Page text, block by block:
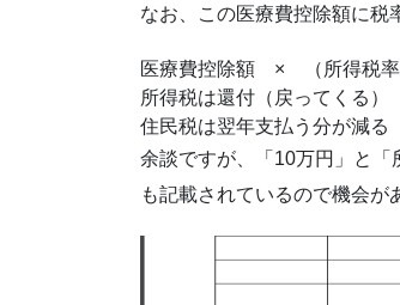
なお、この医療費控除額に税
医療費控除額 × （所得税
所得税は還付（戻ってくる）
住民税は翌年支払う分が減る
余談ですが、「10万円」と
も記載されているので機会が